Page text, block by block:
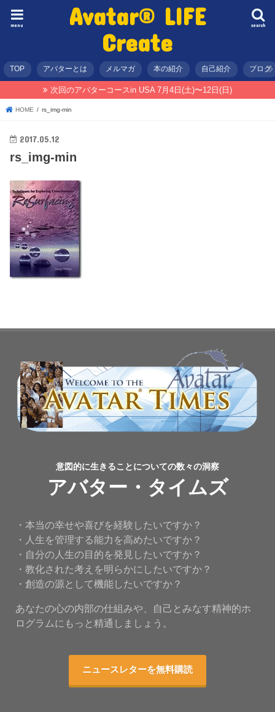
Avatar® LIFE
Create
search
menu
TOP アバターとは メルマガ 本の紹介 自己紹介 ブログ
次回のアバターコースin USA 7月4日(土)〜12日(日)
HOME rs_img-min
2017.05.12
rs_img-min
意図的に生きることについての数々の洞察
アバター・タイムズ
・本当の幸せや喜びを経験したいですか？
・人生を管理する能力を高めたいですか？
・自分の人生の目的を発見したいですか？
・教化された考えを明らかにしたいですか？
・創造の源として機能したいですか？
あなたの心の内部の仕組みや、自己とみなす精神的ホ
ログラムにもっと精通しましょう。
ニュースレターを無料購読